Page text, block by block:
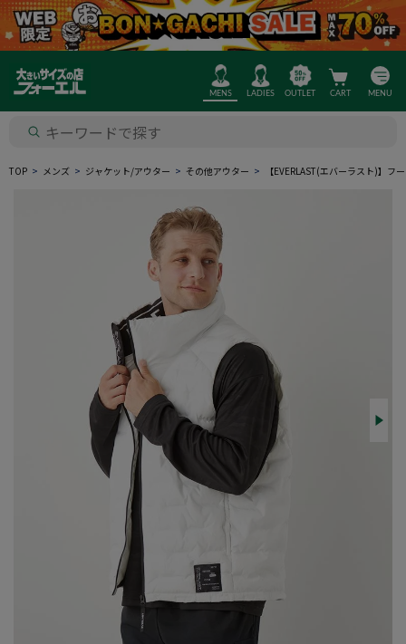
MENS LADIES OUTLET CART MENU
TOP メンズ ジャケット/アウター その他アウター 【EVERLAST(エバーラスト)】